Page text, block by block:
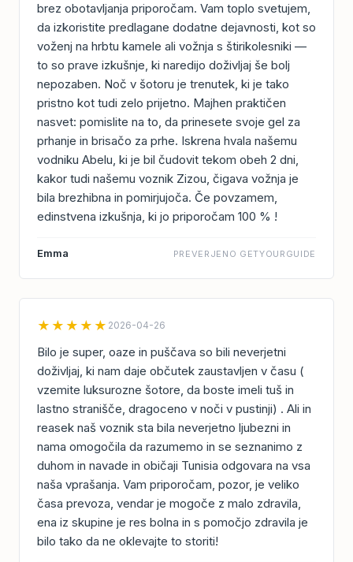
brez obotavljanja priporočam. Vam toplo svetujem,
da izkoristite predlagane dodatne dejavnosti, kot so
voženj na hrbtu kamele ali vožnja s štirikolesniki —
to so prave izkušnje, ki naredijo doživljaj še bolj
nepozaben. Noč v šotoru je trenutek, ki je tako
pristno kot tudi zelo prijetno. Majhen praktičen
nasvet: pomislite na to, da prinesete svoje gel za
prhanje in brisačo za prhe. Iskrena hvala našemu
vodniku Abelu, ki je bil čudovit tekom obeh 2 dni,
kakor tudi našemu voznik Zizou, čigava vožnja je
bila brezhibna in pomirjujoča. Če povzamem,
edinstvena izkušnja, ki jo priporočam 100 % !
Emma PREVERJENO GETYOURGUIDE
★★★★★ 2026-04-26
Bilo je super, oaze in puščava so bili neverjetni
doživljaj, ki nam daje občutek zaustavljen v času (
vzemite luksurozne šotore, da boste imeli tuš in
lastno stranišče, dragoceno v noči v pustinji) . Ali in
reasek naš voznik sta bila neverjetno ljubezni in
nama omogočila da razumemo in se seznanimo z
duhom in navade in običaji Tunisia odgovara na vsa
naša vprašanja. Vam priporočam, pozor, je veliko
časa prevoza, vendar je mogoče z malo zdravila,
ena iz skupine je res bolna in s pomočjo zdravila je
bilo tako da ne oklevajte to storiti!